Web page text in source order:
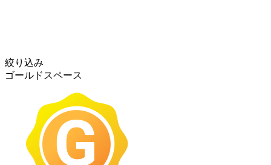
絞り込み
ゴールドスペース